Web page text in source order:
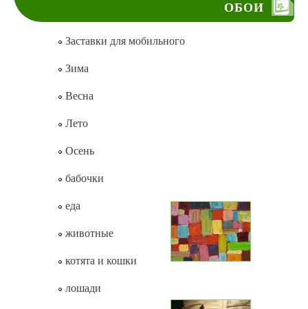
ОБОИ
Заставки для мобильного
Зима
Весна
Лето
Осень
бабочки
еда
животные
котята и кошки
лошади